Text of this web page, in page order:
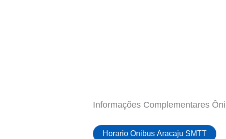
Informações Complementares
Horario Onibus Aracaju SMTT